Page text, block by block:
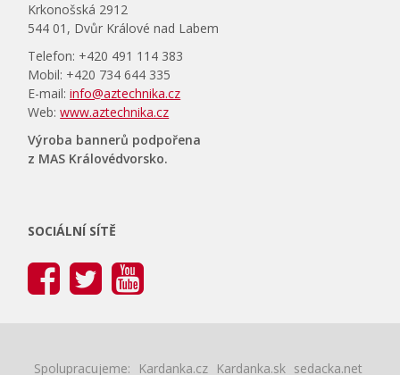
Krkonošská 2912
544 01, Dvůr Králové nad Labem
Telefon: +420 491 114 383
Mobil: +420 734 644 335
E-mail:info@aztechnika.cz
Web:www.aztechnika.cz
Výroba bannerů podpořena
z MAS Královédvorsko.
SOCIÁLNÍ SÍTĚ
Spolupracujeme: Kardanka.cz Kardanka.sk sedacka.net